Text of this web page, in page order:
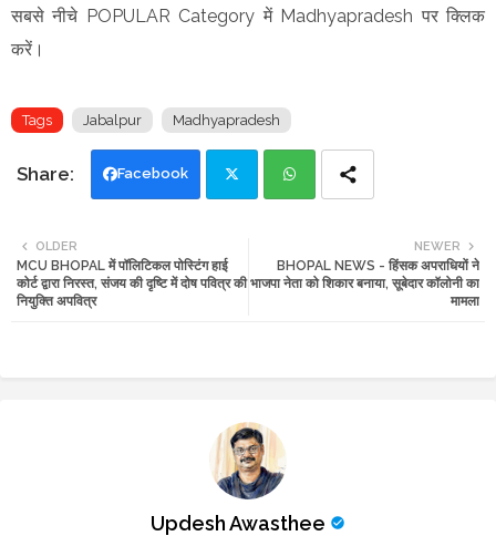
सबसे नीचे POPULAR Category में Madhyapradesh पर क्लिक
करें।
Tags Jabalpur Madhyapradesh
Facebook
tte ats
NEWER
BHOPAL NEWS - हिंसक अपराधियों ने
भाजपा नेता को शिकार बनाया, सूबेदार कॉलोनी का
मामला
OLDER
MCU BHOPAL में पॉलिटिकल पोस्टिंग हाई
कोर्ट द्वारा निरस्त, संजय की दृष्टि में दोष पवित्र की
नियुक्ति अपवित्र
Updesh Awasthee